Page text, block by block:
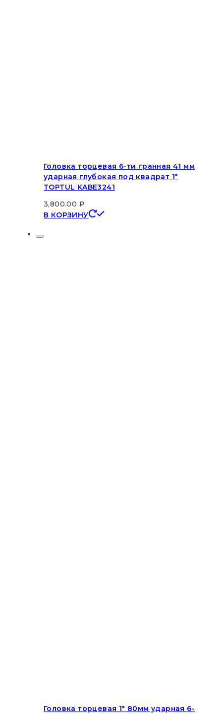
Головка торцевая 6-ти гранная 41 мм
ударная глубокая под квадрат 1″
TOPTUL KABE3241
3,800.00 ₽
В КОРЗИНУ
Головка торцевая 1″ 80мм ударная 6-